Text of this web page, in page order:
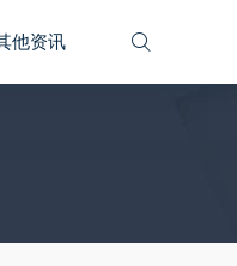
他资讯